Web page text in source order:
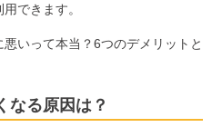
できます。
いって本当？6つのデメリットと
なる原因は？